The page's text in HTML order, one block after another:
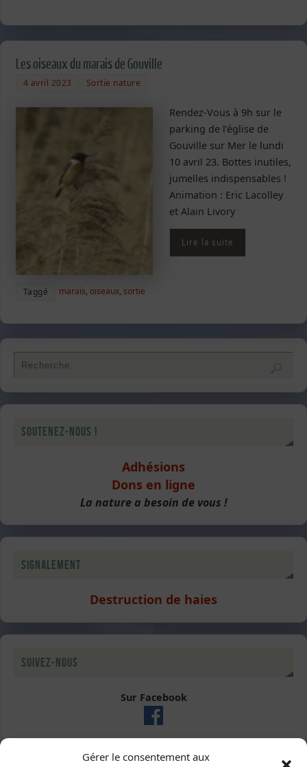
Gérer le consentement aux
Les oiseaux du marais de Gouville
4 avril 2023 Sortie nature
Rendez-Vous à 9h sur le
parking de l’église de
Gouville sur Mer le lundi
10 avril 23. Bottes inutiles,
jumelles indispensables !
Animation : Eric Lacolley
et Alain Livory
Lire la suite
Taggé marais,oiseaux,sortie
Soutenez-nous !
Adhésions
Dons en ligne
La nature a besoin de vous !
Signalement
Destruction de haies
Suivez-nous
Sur Facebook